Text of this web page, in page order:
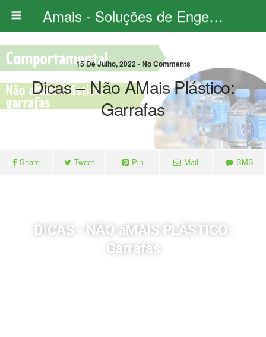
Amais - Soluções de Engenharia
15 De Julho, 2022 • No Comments
Dicas – Não AMais Plástico:
Garrafas
Share Tweet Pin Mail SMS
DICAS - NÃO aMAIS PLÁSTICO:
Garrafas